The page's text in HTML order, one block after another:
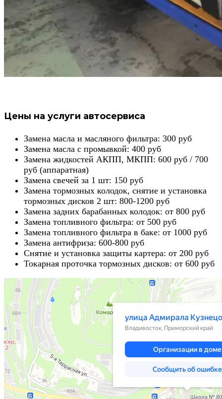
Цены на услуги автосервиса
Замена масла и масляного фильтра: 300 руб
Замена масла с промывкой: 400 руб
Замена жидкостей АКПП, МКПП: 600 руб / 700
руб (аппаратная)
Замена свечей за 1 шт: 150 руб
Замена тормозных колодок, снятие и установка
тормозных дисков 2 шт: 800-1200 руб
Замена задних барабанных колодок: от 800 руб
Замена топливного фильтра: от 500 руб
Замена топливного фильтра в баке: от 1000 руб
Замена антифриза: 600-800 руб
Снятие и установка защиты картера: от 200 руб
Токарная проточка тормозных дисков: от 600 руб